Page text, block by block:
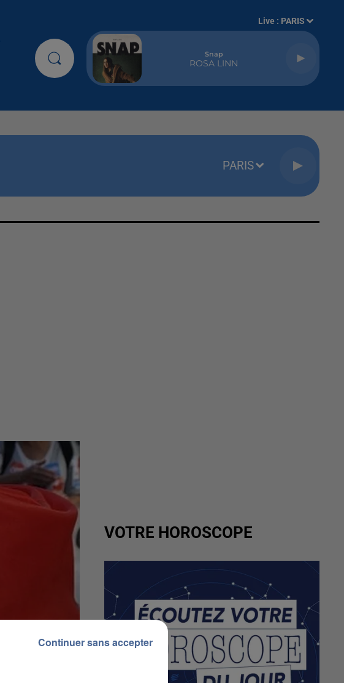
Live : PARIS
Snap
ROSA LINN
PARIS
VOTRE HOROSCOPE
Continuer sans accepter